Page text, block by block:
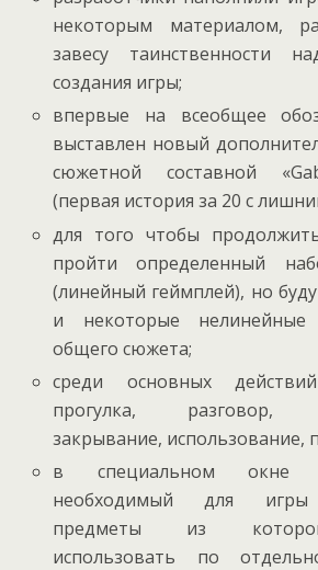
некоторым материалом,
завесу таинственности
создания игры;
впервые на всеобщее
выставлен новый
сюжетной составной
(первая история за 20 с
для того чтобы
пройти определенный
(линейный геймплей), но
и некоторые нелинейные
общего сюжета;
среди основных
прогулка, разговор,
закрывание, использование,
в специальном окне
необходимый для игры
предметы из
использовать по